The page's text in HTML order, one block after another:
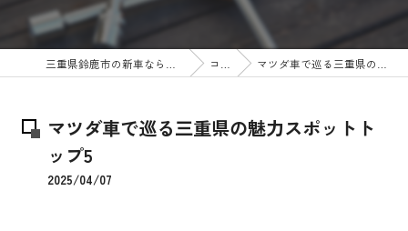
コラム マツダ車で巡る三重県の魅力スポットトップ5
マツダ車で巡る三重県の魅力スポットト
ップ5
2025/04/07